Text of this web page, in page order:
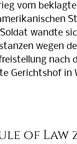
vom
wandte
wegen
nach
Gerichtshof in
of Law